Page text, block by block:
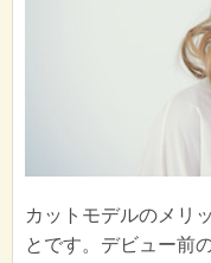
カットモデルのメリ
とです。デビュー前